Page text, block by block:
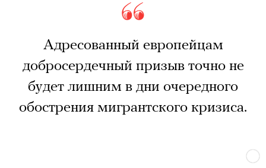
Адресованный европейцам
добросердечный призыв точно не
будет лишним в дни очередного
обострения мигрантского кризиса.